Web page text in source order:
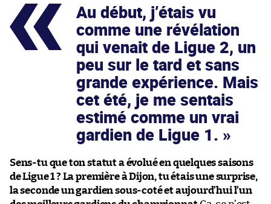
Au début, j’étais vu
comme une révélation
qui venait de Ligue 2, un
peu sur le tard et sans
grande expérience. Mais
cet été, je me sentais
estimé comme un vrai
gardien de Ligue 1.
Sens-tu que ton statut a évolué en quelques saisons
de Ligue 1 ? La première à Dijon, tu étais une surprise,
la seconde un gardien sous-coté et aujourd’hui l’un